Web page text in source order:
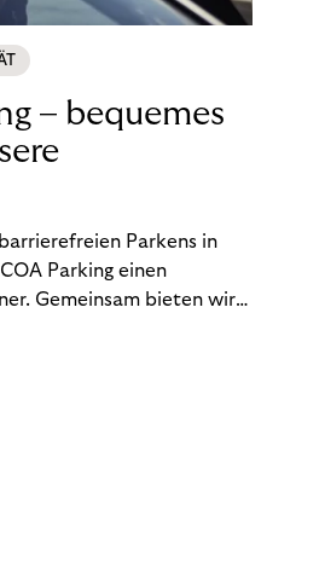
– bequemes
Parkens in
Parking einen
Gemeinsam bieten wir